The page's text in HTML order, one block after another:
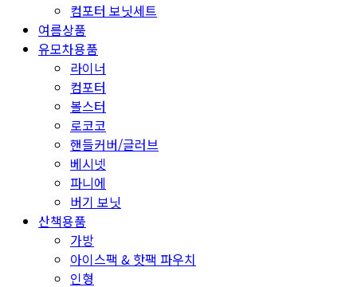
컴포터 보닛세트
여름상품
유모차용품
라이너
컴포터
볼스터
로코코
핸들커버/글러브
베시넷
파니에
버기 보닛
산책용품
가방
아이스팩 & 핫팩 파우치
인형